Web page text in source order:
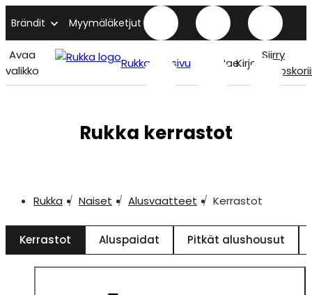
Brändit Myymäläketjut
Avaa
valikko
Rukka etusivu HaeKirjaudu
Siirry
Rukka kerrastot
Rukka Naiset Alusvaatteet Kerrastot
Kerrastot Aluspaidat Pitkät alushousut